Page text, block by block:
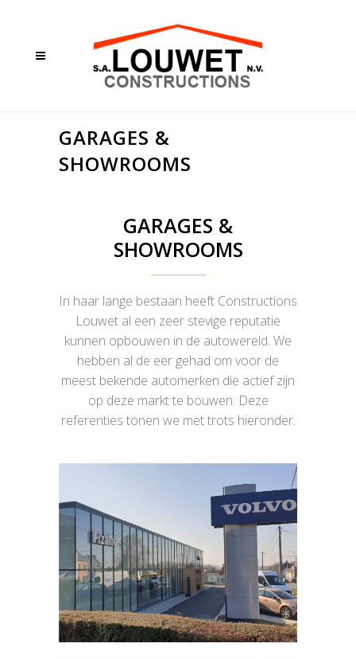
GARAGES &
SHOWROOMS
GARAGES &
SHOWROOMS
In haar lange bestaan heeft Constructions
Louwet al een zeer stevige reputatie
kunnen opbouwen in de autowereld. We
hebben al de eer gehad om voor de
meest bekende automerken die actief zijn
op deze markt te bouwen. Deze
referenties tonen we met trots hieronder.